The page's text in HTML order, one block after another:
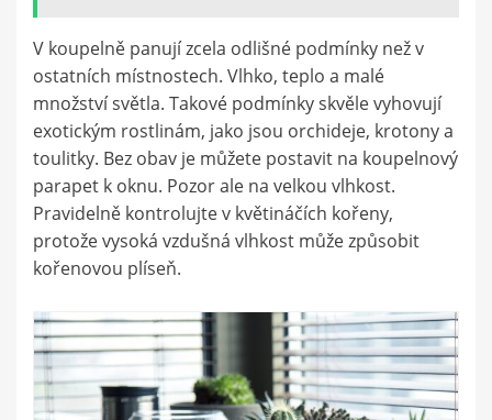
V koupelně panují zcela odlišné podmínky než v
ostatních místnostech. Vlhko, teplo a malé
množství světla. Takové podmínky skvěle vyhovují
exotickým rostlinám, jako jsou orchideje, krotony a
toulitky. Bez obav je můžete postavit na koupelnový
parapet k oknu. Pozor ale na velkou vlhkost.
Pravidelně kontrolujte v květináčích kořeny,
protože vysoká vzdušná vlhkost může způsobit
kořenovou plíseň.